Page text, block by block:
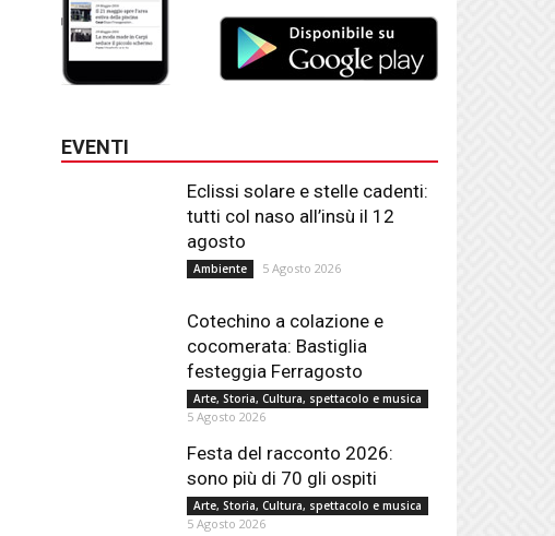
EVENTI
Eclissi solare e stelle cadenti:
tutti col naso all’insù il 12
agosto
Ambiente 5 Agosto 2026
Cotechino a colazione e
cocomerata: Bastiglia
festeggia Ferragosto
Arte, Storia, Cultura, spettacolo e musica
5 Agosto 2026
Festa del racconto 2026:
sono più di 70 gli ospiti
Arte, Storia, Cultura, spettacolo e musica
5 Agosto 2026